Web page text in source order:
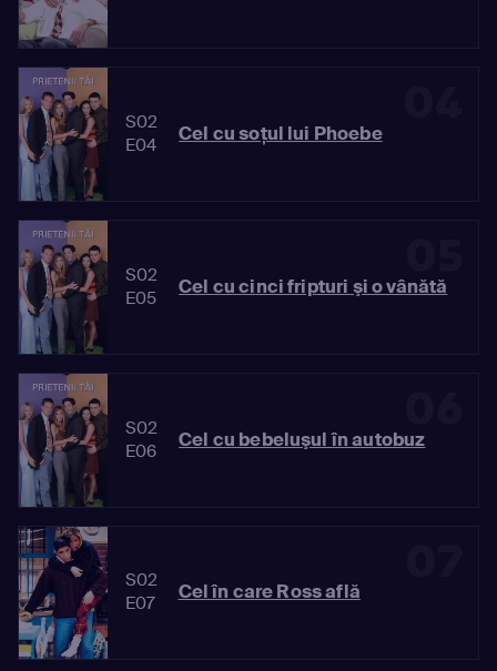
S02
E04
Cel cu soţul lui Phoebe
S02
E05
Cel cu cinci fripturi şi o vânătă
S02
E06
Cel cu bebeluşul în autobuz
S02
E07
Cel în care Ross află